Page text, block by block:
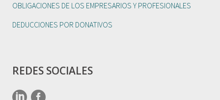
OBLIGACIONES DE LOS EMPRESARIOS Y PROFESIONALES
DEDUCCIONES POR DONATIVOS
REDES SOCIALES